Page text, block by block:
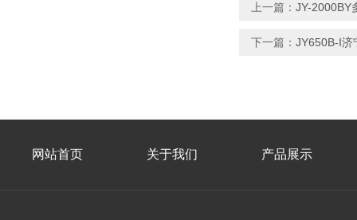
上一篇： JY-2000BY
下一篇： JY650B-I济
网站首页 关于我们 产品展示